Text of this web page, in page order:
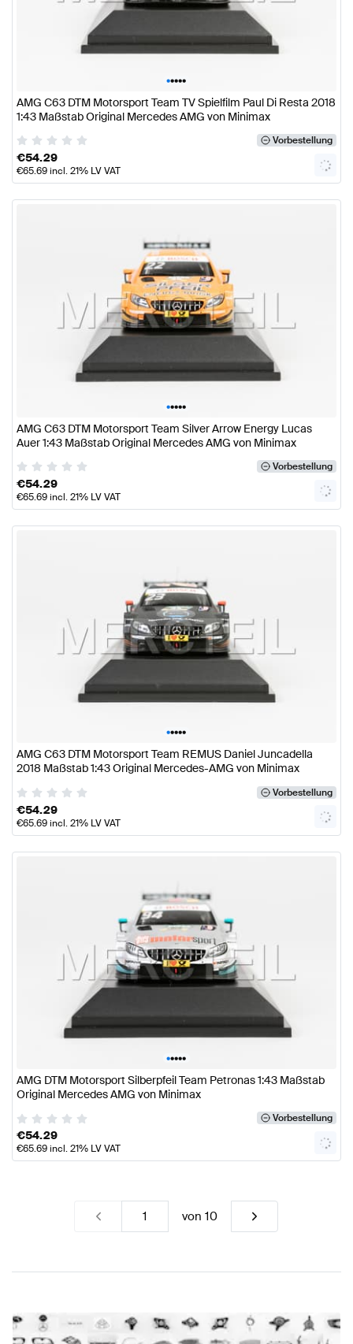
•••••
AMG C63 DTM Motorsport Team TV Spielfilm Paul Di Resta 2018
1:43 Maßstab Original Mercedes AMG von Minimax
Vorbestellung
€54.29
€65.69incl. 21% LV VAT
•••••
AMG C63 DTM Motorsport Team Silver Arrow Energy Lucas
Auer 1:43 Maßstab Original Mercedes AMG von Minimax
Vorbestellung
€54.29
€65.69incl. 21% LV VAT
•••••
AMG C63 DTM Motorsport Team REMUS Daniel Juncadella
2018 Maßstab 1:43 Original Mercedes-AMG von Minimax
Vorbestellung
€54.29
€65.69incl. 21% LV VAT
•••••
AMG DTM Motorsport Silberpfeil Team Petronas 1:43 Maßstab
Original Mercedes AMG von Minimax
Vorbestellung
€54.29
€65.69incl. 21% LV VAT
von10